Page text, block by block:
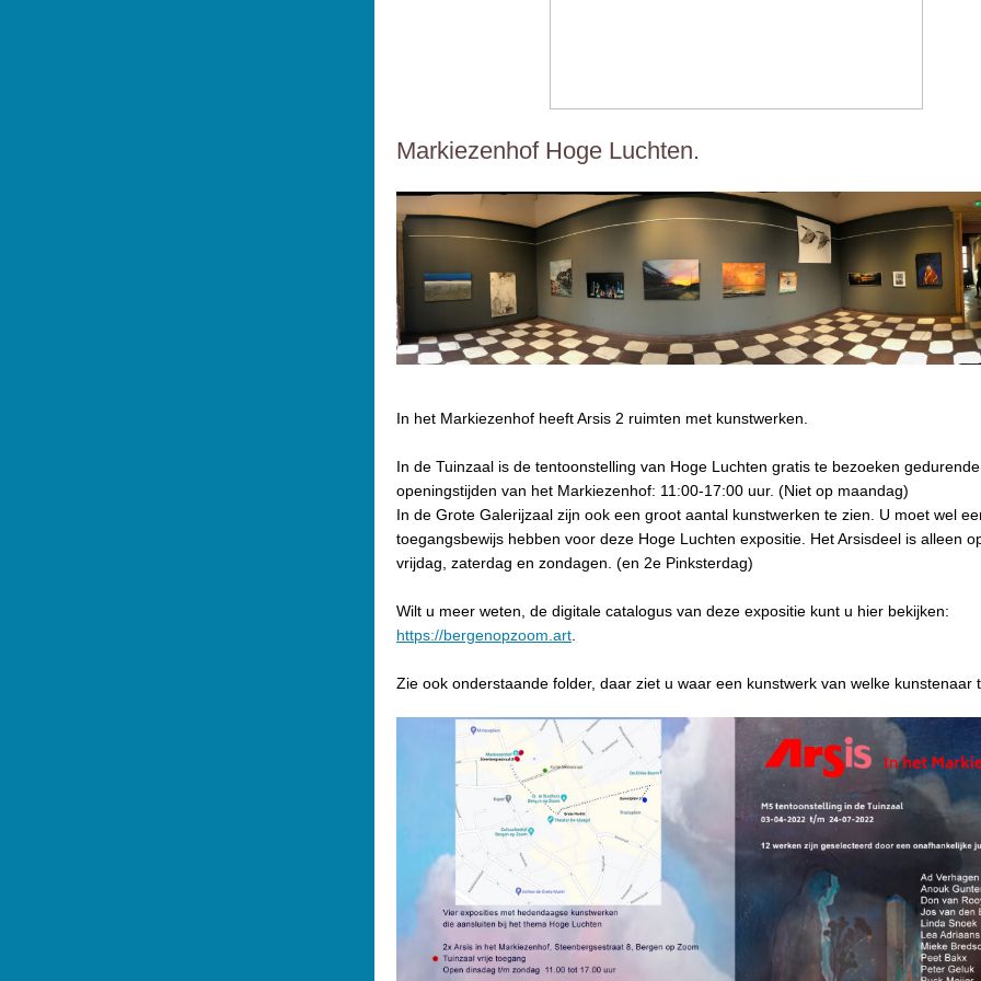
Markiezenhof Hoge Luchten.
In het Markiezenhof heeft Arsis 2 ruimten met kunstwerken.
In de Tuinzaal is de tentoonstelling van Hoge Luchten gratis te bezoeken
openingstijden van het Markiezenhof: 11:00-17:00 uur. (Niet op maandag)
In de Grote Galerijzaal zijn ook een groot aantal kunstwerken te zien. U moet wel
toegangsbewijs hebben voor deze Hoge Luchten expositie. Het Arsisdeel is alleen
vrijdag, zaterdag en zondagen. (en 2e Pinksterdag)
Wilt u meer weten, de digitale catalogus van deze expositie kunt u hier bekijken:
https://bergenopzoom.art
Zie ook onderstaande folder, daar ziet u waar een kunstwerk van welke kunstenaar